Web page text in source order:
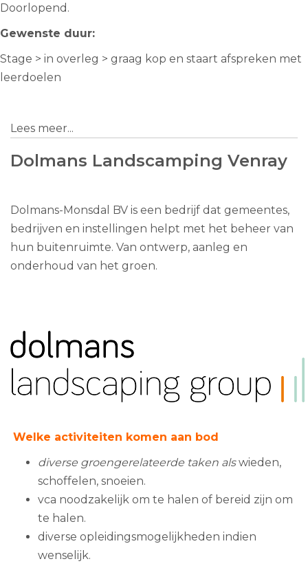
Doorlopend.
Gewenste duur:
Stage > in overleg > graag kop en staart afspreken met
leerdoelen
Lees meer...
Dolmans Landscamping Venray
Dolmans-Monsdal BV is een bedrijf dat gemeentes,
bedrijven en instellingen helpt met het beheer van
hun buitenruimte. Van ontwerp, aanleg en
onderhoud van het groen.
Welke activiteiten komen aan bod
diverse groengerelateerde taken alswieden,
schoffelen, snoeien.
vca noodzakelijk om te halen of bereid zijn om
te halen.
diverse opleidingsmogelijkheden indien
wenselijk.